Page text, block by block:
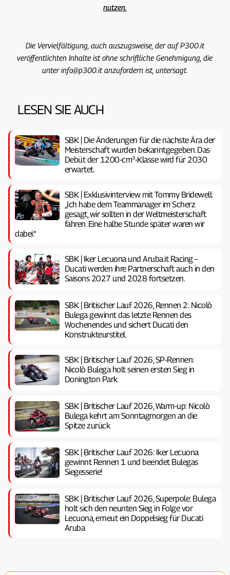
nutzen.
Die Vervielfältigung, auch auszugsweise, der auf P300.it
veröffentlichten Inhalte ist ohne schriftliche Genehmigung, die
unter info@p300.it anzufordern ist, untersagt.
LESEN SIE AUCH
SBK | Die Änderungen für die nächste Ära der
Meisterschaft wurden bekanntgegeben. Das
Debüt der 1200-cm³-Klasse wird für 2030
erwartet.
SBK | Exklusivinterview mit Tommy Bridewell:
„Ich habe dem Teammanager im Scherz
gesagt, wir sollten in der Weltmeisterschaft
fahren. Eine halbe Stunde später waren wir
dabei.“
SBK | Iker Lecuona und Aruba.it Racing –
Ducati werden ihre Partnerschaft auch in den
Saisons 2027 und 2028 fortsetzen.
SBK | Britischer Lauf 2026, Rennen 2: Nicolò
Bulega gewinnt das letzte Rennen des
Wochenendes und sichert Ducati den
Konstrukteurstitel.
SBK | Britischer Lauf 2026, SP-Rennen:
Nicolò Bulega holt seinen ersten Sieg in
Donington Park
SBK | Britischer Lauf 2026, Warm-up: Nicolò
Bulega kehrt am Sonntagmorgen an die
Spitze zurück
SBK | Britischer Lauf 2026: Iker Lecuona
gewinnt Rennen 1 und beendet Bulegas
Siegesserie!
SBK | Britischer Lauf 2026, Superpole: Bulega
holt sich den neunten Sieg in Folge vor
Lecuona, erneut ein Doppelsieg für Ducati
Aruba